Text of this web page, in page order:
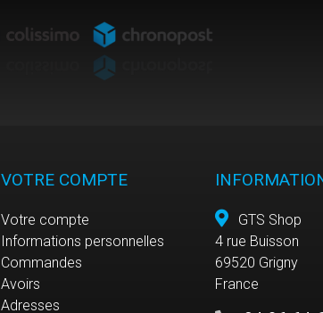
VOTRE COMPTE
Votre compte
Informations personnelles
Commandes
Avoirs
Adresses
GTS Shop
4 rue Buisson
69520 Grigny
France